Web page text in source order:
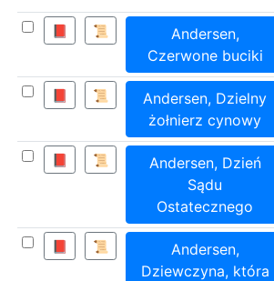
📕 📜
Andersen,
Czerwone buciki
📕 📜
Andersen, Dzielny
żołnierz cynowy
📕 📜
Andersen, Dzień
Sądu
Ostatecznego
📕 📜
Andersen,
Dziewczyna, która